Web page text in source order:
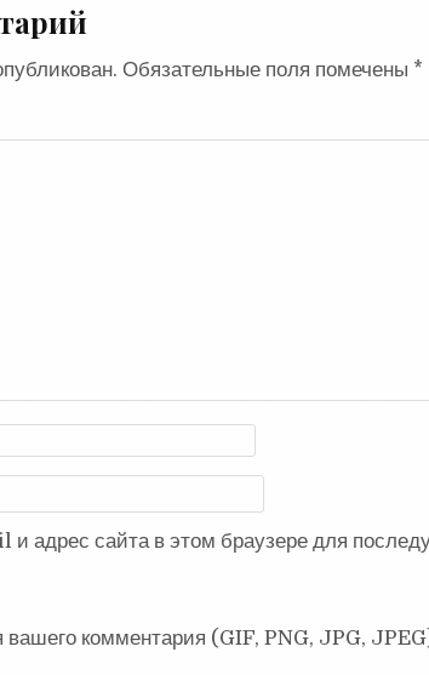
Обязательные поля помечены *
и адрес сайта в этом браузере для
комментария (GIF, PNG, JPG,